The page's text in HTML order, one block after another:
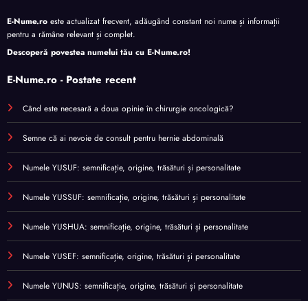
E-Nume.ro este actualizat frecvent, adăugând constant noi nume și informații
pentru a rămâne relevant și complet.
Descoperă povestea numelui tău cu E-Nume.ro!
E-Nume.ro - Postate recent
Când este necesară a doua opinie în chirurgie oncologică?
Semne că ai nevoie de consult pentru hernie abdominală
Numele YUSUF: semnificație, origine, trăsături și personalitate
Numele YUSSUF: semnificație, origine, trăsături și personalitate
Numele YUSHUA: semnificație, origine, trăsături și personalitate
Numele YUSEF: semnificație, origine, trăsături și personalitate
Numele YUNUS: semnificație, origine, trăsături și personalitate